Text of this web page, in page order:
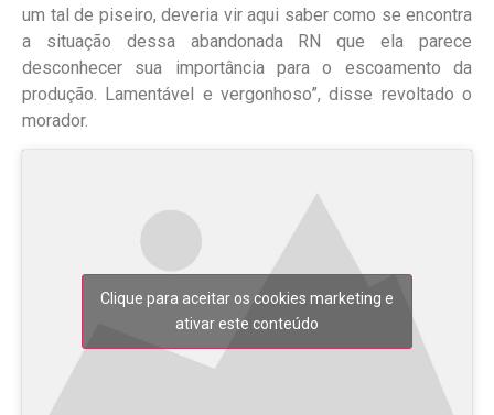
um tal de piseiro, deveria vir aqui saber como se encontra
a situação dessa abandonada RN que ela parece
desconhecer sua importância para o escoamento da
produção. Lamentável e vergonhoso”, disse revoltado o
morador.
Clique para aceitar os cookies marketing e
ativar este conteúdo